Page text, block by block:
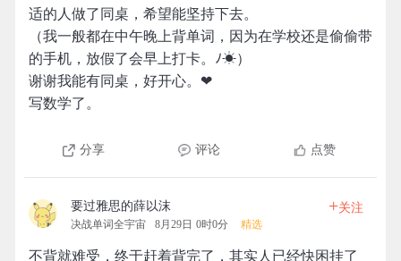
适的人做了同桌，希望能坚持下去。
（我一般都在中午晚上背单词，因为在学校还是偷偷带
的手机，放假了会早上打卡。ﾉ☀）
谢谢我能有同桌，好开心。❤
写数学了。
分享 评论 点赞
要过雅思的薛以沫
决战单词全宇宙 8月29日 0时0分 精选
+关注
不背就难受，终于赶着背完了，其实人已经快困挂了